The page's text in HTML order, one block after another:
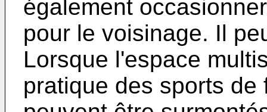
également
pour le voisinage. Il
Lorsque l'espace
pratique des sports